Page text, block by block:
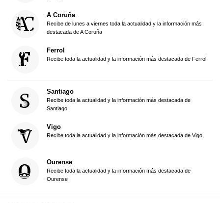
A Coruña
Recibe de lunes a viernes toda la actualidad y la información más
destacada de A Coruña
Ferrol
Recibe toda la actualidad y la información más destacada de Ferrol
Santiago
Recibe toda la actualidad y la información más destacada de
Santiago
Vigo
Recibe toda la actualidad y la información más destacada de Vigo
Ourense
Recibe toda la actualidad y la información más destacada de
Ourense